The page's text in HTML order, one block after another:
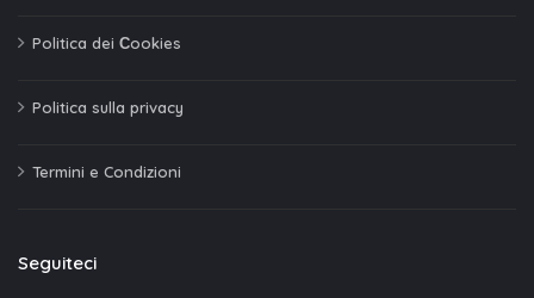
Politica dei Сookies
Politica sulla privacy
Termini e Condizioni
Seguiteci